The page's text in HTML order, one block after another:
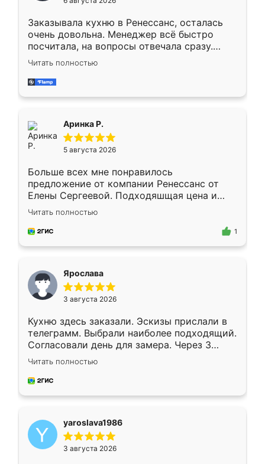
мебели буду заказывать только здесь.
Заказывала кухню в Ренессанс, осталась
очень довольна. Менеджер всё быстро
посчитала, на вопросы отвечала сразу.
Замерщик приехал в субботу, подошёл к
делу со всей ответственностью. Собрали
за день, ребята работали аккуратно, даже
Читать полностью
Аринка Р.
5 августа 2026
Больше всех мне понравилось
предложение от компании Ренессанс от
Елены Сергеевой. Подходяшщая цена и
короткие сроки изготовления. Приехавший
для замера сотрудник Владислав
предложил по моему эскизу самый
Читать полностью
1
Ярослава
3 августа 2026
Кухню здесь заказали. Эскизы прислали в
телеграмм. Выбрали наиболее подходящий.
Согласовали день для замера. Через 3
недели кухня была уже готова. Остались
довольны работой. Спасибо Ренессанс
мебель за качественную работу!
Читать полностью
yaroslava1986
3 августа 2026